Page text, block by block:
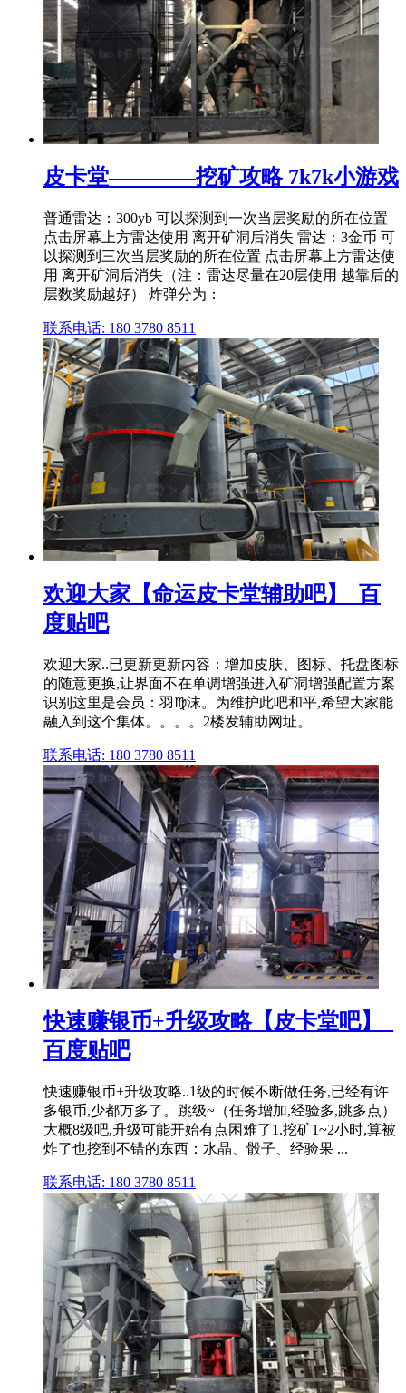
皮卡堂————挖矿攻略 7k7k小游戏
普通雷达：300yb 可以探测到一次当层奖励的所在位置
点击屏幕上方雷达使用 离开矿洞后消失 雷达：3金币 可
以探测到三次当层奖励的所在位置 点击屏幕上方雷达使
用 离开矿洞后消失（注：雷达尽量在20层使用 越靠后的
层数奖励越好） 炸弹分为：
联系电话: 180 3780 8511
欢迎大家【命运皮卡堂辅助吧】_百
度贴吧
欢迎大家..已更新更新内容：增加皮肤、图标、托盘图标
的随意更换,让界面不在单调增强进入矿洞增强配置方案
识别这里是会员：羽♍沫。为维护此吧和平,希望大家能
融入到这个集体。。。。2楼发辅助网址。
联系电话: 180 3780 8511
快速赚银币+升级攻略【皮卡堂吧】_
百度贴吧
快速赚银币+升级攻略..1级的时候不断做任务,已经有许
多银币,少都万多了。跳级~（任务增加,经验多,跳多点）
大概8级吧,升级可能开始有点困难了1.挖矿1~2小时,算被
炸了也挖到不错的东西：水晶、骰子、经验果 ...
联系电话: 180 3780 8511